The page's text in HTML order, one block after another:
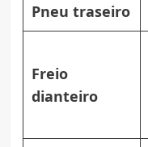
Pneu traseiro
Freio
dianteiro